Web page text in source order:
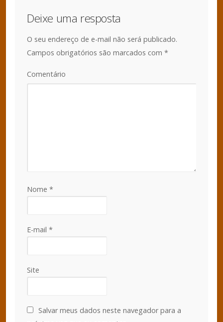
Deixe uma resposta
O seu endereço de e-mail não será publicado.
Campos obrigatórios são marcados com *
Comentário
Nome *
E-mail *
Site
Salvar meus dados neste navegador para a